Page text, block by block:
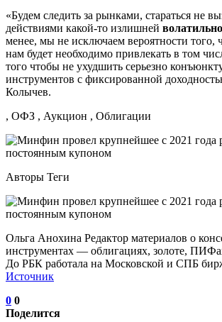
«Будем следить за рынками, стараться не
действиями какой-то излишней
менее, мы не исключаем вероятности того,
нам будет необходимо привлекать в том
того чтобы не ухудшить серьезно
инструментов с фиксированной
Колычев.
, ОФЗ , Аукцион , Облигации
Авторы Теги
Ольга Анохина Редактор материалов о
инструментах — облигациях, золоте,
До РБК работала на Московской и СПБ
Источник
0 0
Поделится